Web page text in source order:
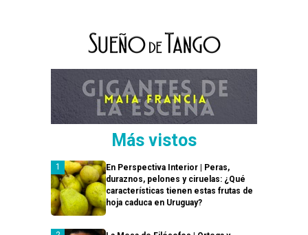
Más vistos
En Perspectiva Interior | Peras,
duraznos, pelones y ciruelas: ¿Qué
características tienen estas frutas de
hoja caduca en Uruguay?